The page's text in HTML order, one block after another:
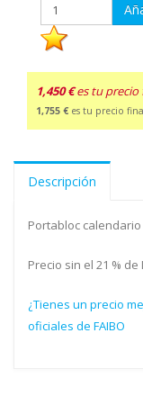
1,450 € es tu precio
1,755 € es tu precio
Descripción
Portabloc
Precio sin el 21 % de
¿Tienes un precio
oficiales de FAIBO